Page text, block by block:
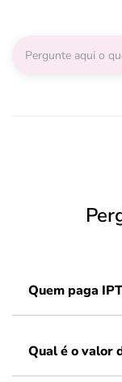
Quem paga
Qual é o valor